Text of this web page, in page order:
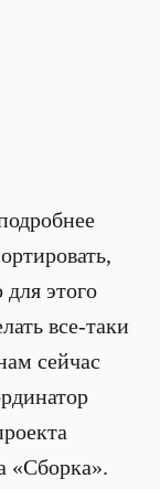
этого
все-таки
сейчас
«Сборка».